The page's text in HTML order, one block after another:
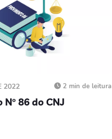
2022 2 min de leitura
86 do CNJ